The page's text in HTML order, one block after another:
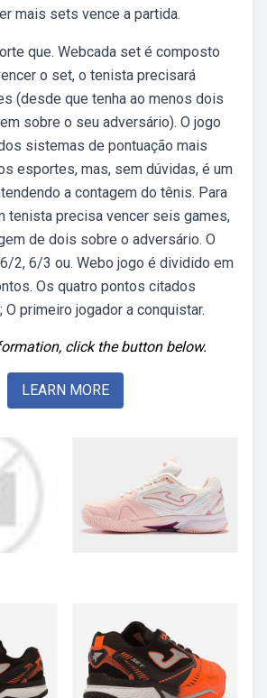
mais sets vence a partida.
que. Webcada set é composto
o set, o tenista precisará
(desde que tenha ao menos dois
sobre o seu adversário). O jogo
sistemas de pontuação mais
esportes, mas, sem dúvidas, é um
a contagem do tênis. Para
tenista precisa vencer seis games,
de dois sobre o adversário. O
2, 6/3 ou. Webo jogo é dividido em
Os quatro pontos citados
O primeiro jogador a conquistar.
click the button below.
LEARN MORE